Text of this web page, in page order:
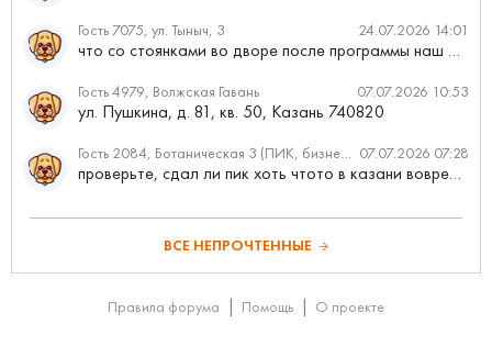
Гость 7075, ул. Тыныч, 3 24.07.2026 14:01
что со стоянками во дворе после программы наш двор
Гость 4979, Волжская Гавань 07.07.2026 10:53
ул. Пушкина, д. 81, кв. 50, Казань 740820
Гость 2084, Ботаническая 3 (ПИК, бизнес-класс) 07.07.2026 07:28
проверьте, сдал ли пик хоть чтото в казани вовремя?
ВСЕ НЕПРОЧТЕННЫЕ
Правила форума Помощь О проекте